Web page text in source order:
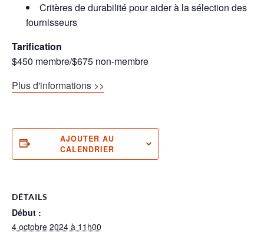
Critères de durabilité pour aider à la sélection des
fournisseurs
Tarification
$450 membre/$675 non-membre
Plus d'informations >>
AJOUTER AU
CALENDRIER
DÉTAILS
Début :
4 octobre 2024 à 11h00